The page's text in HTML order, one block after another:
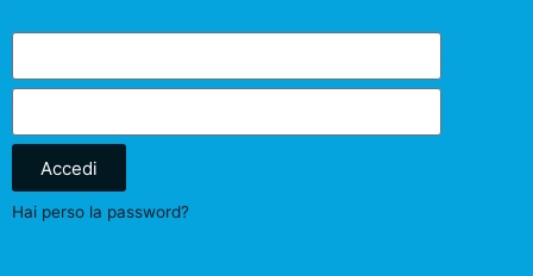
Accedi
Hai perso la password?